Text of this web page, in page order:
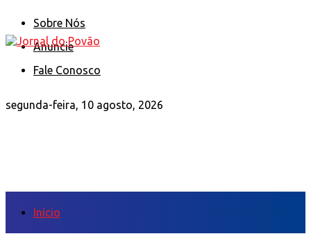
Sobre Nós
Anuncie
Fale Conosco
segunda-feira, 10 agosto, 2026
Início